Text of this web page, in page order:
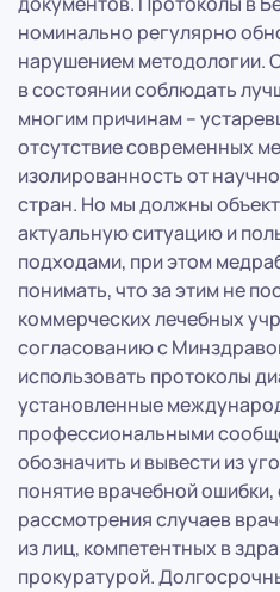
номинально регулярно
нарушением методологии.
в состоянии соблюдать
многим причинам –
отсутствие современных
изолированность от
стран. Но мы должны
актуальную ситуацию и
подходами, при этом
понимать, что за этим не
коммерческих лечебных
согласованию с
использовать протоколы
установленные
профессиональными
обозначить и вывести из
понятие врачебной
рассмотрения случаев
из лиц, компетентных в
прокуратурой.